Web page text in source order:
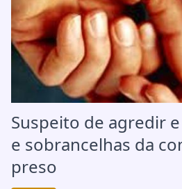
Suspeito de agredir
e sobrancelhas da
preso